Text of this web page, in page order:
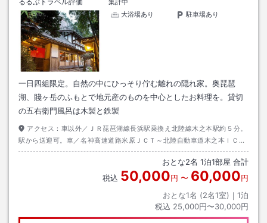
大浴場あり
駐車場あり
一日四組限定。自然の中にひっそり佇む離れの隠れ家。奥琵琶
湖、賤ヶ岳のふもとで地元産のものを中心としたお料理を。貸切
の五右衛門風呂は木製と鉄製
アクセス： 車以外／ＪＲ琵琶湖線長浜駅乗換え北陸線木之本駅約５分。
駅から送迎可。車／名神高速道路米原ＪＣＴ～北陸自動車道木之本ＩＣ～
国道３６５号を北上、左側の当店看板を左折１５００メートル右側
おとな2名 1泊1部屋 合計
税込 50,000円 〜 60,000円
おとな1名 (2名1室)｜ 1泊
税込 25,000円〜30,000円